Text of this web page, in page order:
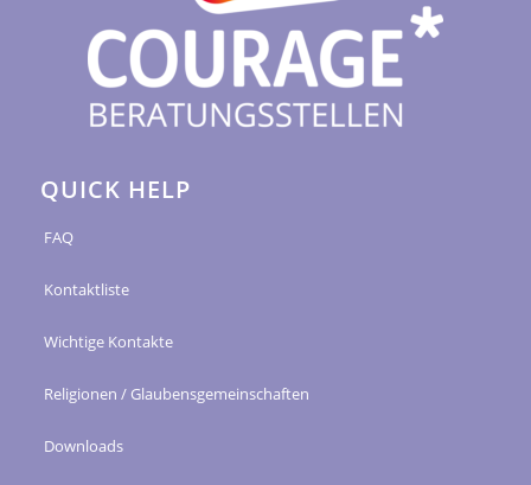
QUICK HELP
FAQ
Kontaktliste
Wichtige Kontakte
Religionen / Glaubensgemeinschaften
Downloads